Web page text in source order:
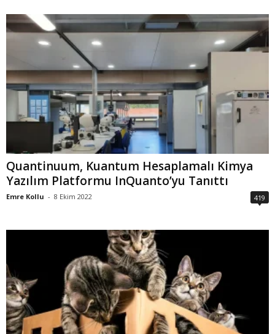
Quantinuum, Kuantum Hesaplamalı Kimya
Yazılım Platformu InQuanto’yu Tanıttı
Emre Kollu - 8 Ekim 2022 419